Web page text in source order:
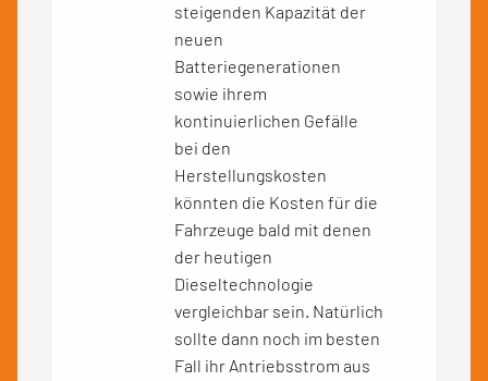
steigenden Kapazität der
neuen
Batteriegenerationen
sowie ihrem
kontinuierlichen Gefälle
bei den
Herstellungskosten
könnten die Kosten für die
Fahrzeuge bald mit denen
der heutigen
Dieseltechnologie
vergleichbar sein. Natürlich
sollte dann noch im besten
Fall ihr Antriebsstrom aus